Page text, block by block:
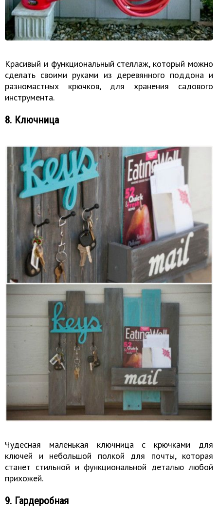
Красивый и функциональный стеллаж, который можно
сделать своими руками из деревянного поддона и
разномастных крючков, для хранения садового
инструмента.
8. Ключница
Чудесная маленькая ключница с крючками для
ключей и небольшой полкой для почты, которая
станет стильной и функциональной деталью любой
прихожей.
9. Гардеробная